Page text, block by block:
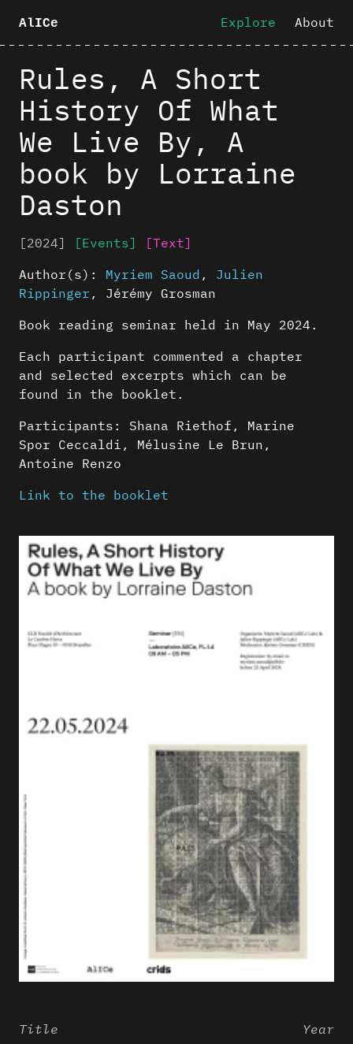
AlICe Explore About
Title
Year
Rules, A Short
History Of What
We Live By, A
book by Lorraine
Daston
[2024] [Events]
[Text]
Author(s): Myriem Saoud , Julien
Rippinger , Jérémy Grosman
Book reading seminar held in May 2024.
Each participant commented a chapter
and selected excerpts which can be
found in the booklet.
Participants: Shana Riethof, Marine
Spor Ceccaldi, Mélusine Le Brun,
Antoine Renzo
Link to the booklet